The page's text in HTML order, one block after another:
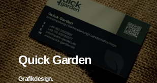
Quick Garden
Grafikdesign.